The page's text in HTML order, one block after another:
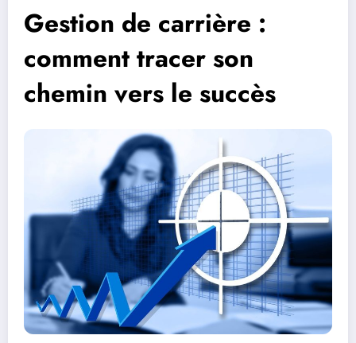
Gestion de carrière :
comment tracer son
chemin vers le succès